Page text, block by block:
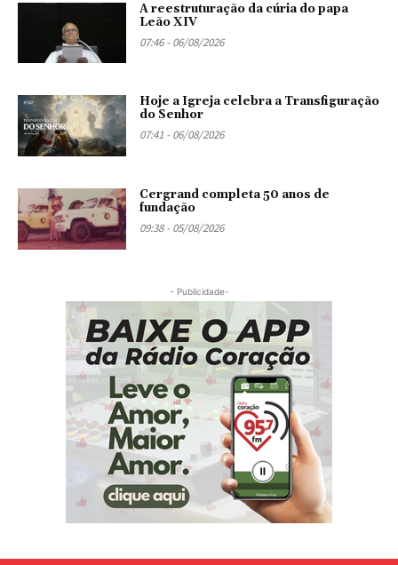
A reestruturação da cúria do papa
Leão XIV
07:46 - 06/08/2026
Hoje a Igreja celebra a Transfiguração
do Senhor
07:41 - 06/08/2026
Cergrand completa 50 anos de
fundação
09:38 - 05/08/2026
- Publicidade-